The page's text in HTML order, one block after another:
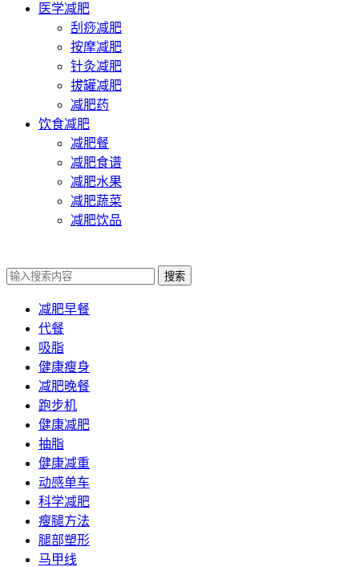
医学减肥
刮痧减肥
按摩减肥
针灸减肥
拔罐减肥
减肥药
饮食减肥
减肥餐
减肥食谱
减肥水果
减肥蔬菜
减肥饮品
搜索
减肥早餐
代餐
吸脂
健康瘦身
减肥晚餐
跑步机
健康减肥
抽脂
健康减重
动感单车
科学减肥
瘦腿方法
腿部塑形
马甲线